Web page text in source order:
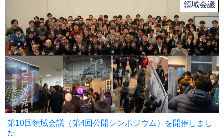
領域会議
第10回領域会議（第4回公開シンポジウム）を開催しまし
た